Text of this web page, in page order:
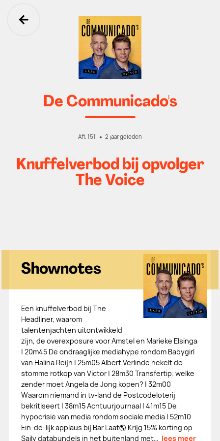
Ga terug
De Communicado's
Afl. 151 2 jaar geleden
Knuffelverbod bij opvolger
The Voice
Shownotes
Een knuffelverbod bij The
Headliner, waarom
talentenjachten uitontwikkeld
zijn, de overexposure voor Amstel en Marieke Elsinga
| 20m45 De ondraaglijke mediahype rondom Babygirl
van Halina Reijn | 25m05 Albert Verlinde hekelt de
stomme rotkop van Victor | 28m30 Transfertip: welke
zender moet Angela de Jong kopen? | 32m00
Waarom niemand in tv-land de Postcodeloterij
bekritiseert | 38m15 Achtuurjournaal | 41m15 De
hypocrisie van media rondom sociale media | 52m10
Ein-de-lijk applaus bij Bar Laat🌎 Krijg 15% korting op
Saily databundels in het buitenland met… lees meer